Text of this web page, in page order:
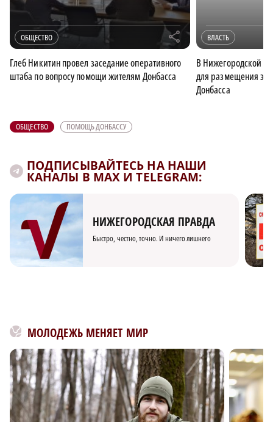
ОБЩЕСТВО r
Глеб Никитин провел заседание оперативного
штаба по вопросу помощи жителям Донбасса
ВЛАСТЬ
В Нижегородской
для размещения
Донбасса
ОБЩЕСТВО ПОМОЩЬ ДОНБАССУ
ПОДПИСЫВАЙТЕСЬ НА НАШИ
КАНАЛЫ В MAX И TELEGRAM:
НИЖЕГОРОДСКАЯ ПРАВДА
Быстро, честно, точно. И ничего лишнего
МОЛОДЕЖЬ МЕНЯЕТ МИР